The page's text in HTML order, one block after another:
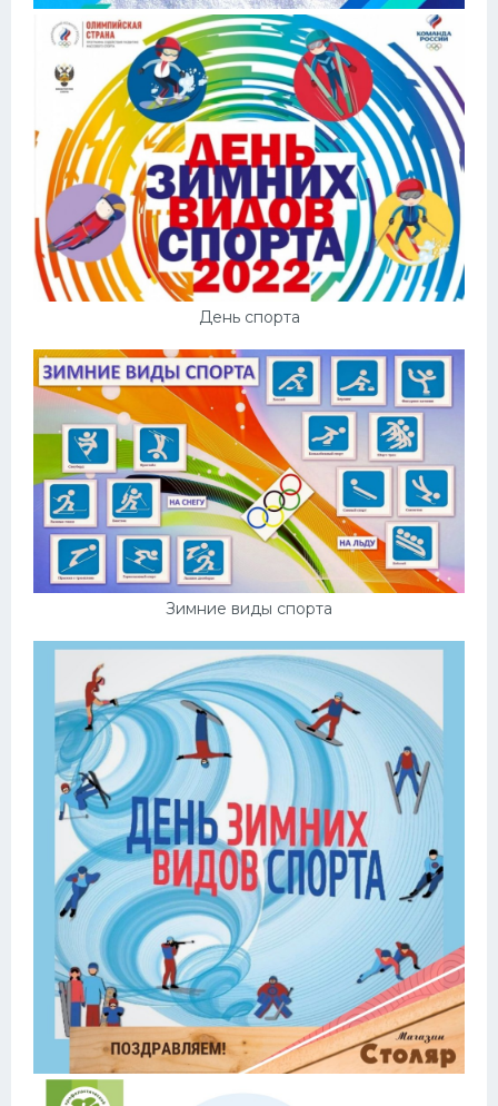
День спорта
Зимние виды спорта